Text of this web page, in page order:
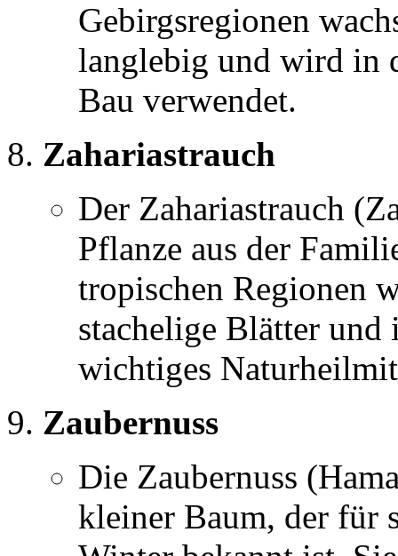
Gebirgsregionen
langlebig und wird in
Bau verwendet.
Zahariastrauch
Der Zahariastrauch
Pflanze aus der
tropischen Regionen
stachelige Blätter
wichtiges
Zaubernuss
Die Zaubernuss
kleiner Baum, der für